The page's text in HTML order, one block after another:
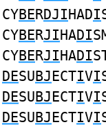
CYBERDJIHADI
CYBERJIHADI
CYBERJIHADI
DESUBJECTIVI
DESUBJECTIVI
DESUBJECTIVI